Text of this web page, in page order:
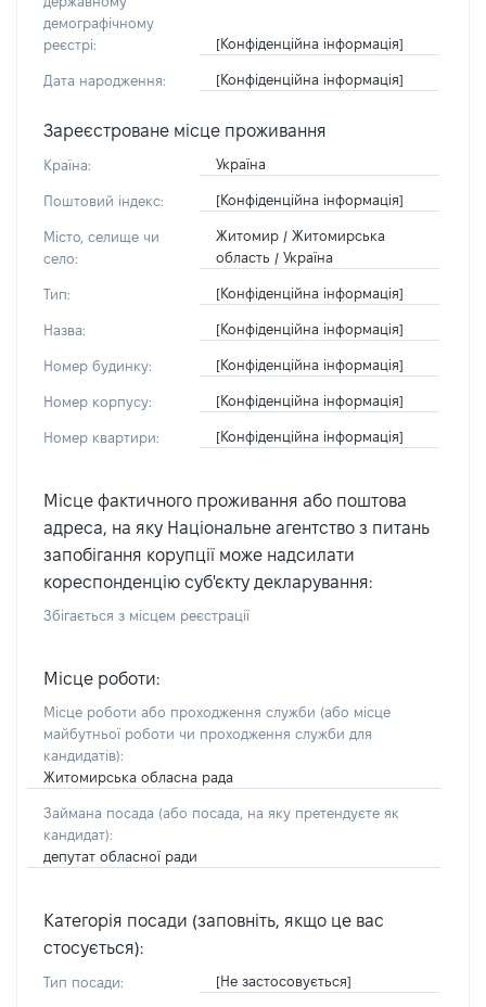
демографічному
реєстрі:
[Конфіденційна інформація]
Дата народження: [Конфіденційна інформація]
Зареєстроване місце проживання
Країна: Україна
Поштовий індекс: [Конфіденційна інформація]
Місто, селище чи
село:
Житомир / Житомирська
область / Україна
Тип: [Конфіденційна інформація]
Назва: [Конфіденційна інформація]
Номер будинку: [Конфіденційна інформація]
Номер корпусу: [Конфіденційна інформація]
Номер квартири: [Конфіденційна інформація]
Місце фактичного проживання або поштова
адреса, на яку Національне агентство з питань
запобігання корупції може надсилати
кореспонденцію суб'єкту декларування:
Збігається з місцем реєстрації
Місце роботи:
Місце роботи або проходження служби (або місце
майбутньої роботи чи проходження служби для
кандидатів):
Житомирська обласна рада
Займана посада (або посада, на яку претендуєте як
кандидат):
депутат обласної ради
Категорія посади (заповніть, якщо це вас
стосується):
Тип посади: [Не застосовується]